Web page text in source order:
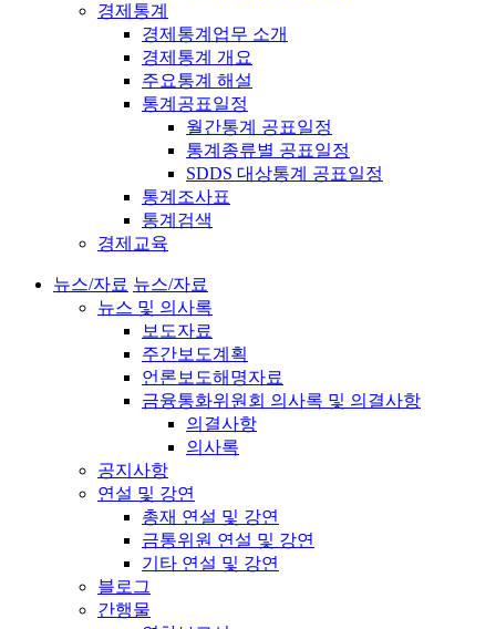
경제통계
경제통계업무 소개
경제통계 개요
주요통계 해설
통계공표일정
월간통계 공표일정
통계종류별 공표일정
SDDS 대상통계 공표일정
통계조사표
통계검색
경제교육
뉴스/자료 뉴스/자료
뉴스 및 의사록
보도자료
주간보도계획
언론보도해명자료
금융통화위원회 의사록 및 의결사항
의결사항
의사록
공지사항
연설 및 강연
총재 연설 및 강연
금통위원 연설 및 강연
기타 연설 및 강연
블로그
간행물